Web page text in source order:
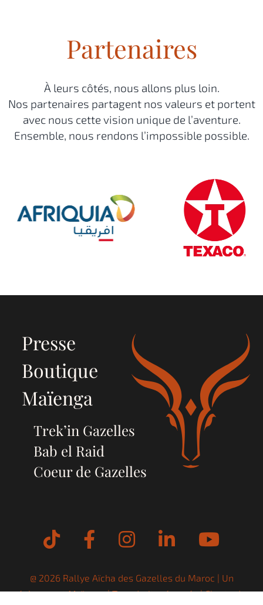
Partenaires
À leurs côtés, nous allons plus loin.
Nos partenaires partagent nos valeurs et portent
avec nous cette vision unique de l’aventure.
Ensemble, nous rendons l’impossible possible.
Presse
Boutique
Maïenga
Trek’in Gazelles
Bab el Raid
Coeur de Gazelles
Tiktok FacebookInstagram
LinkedIn
@ 2026 Rallye Aïcha des Gazelles du Maroc | Un
évènementMaïenga| Tous droits réservés |Charte de